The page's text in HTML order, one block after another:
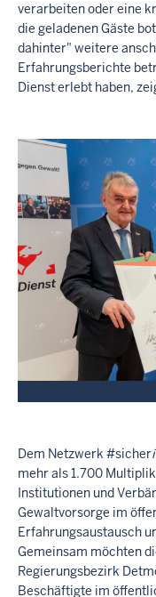
verarbeiten oder eine
die geladenen Gäste
dahinter" weitere
Erfahrungsberichte
Dienst erlebt haben,
Dem Netzwerk #sicher
mehr als 1.700
Institutionen und
Gewaltvorsorge im
Erfahrungsaustausch
Gemeinsam möchten
Regierungsbezirk
Beschäftigte im